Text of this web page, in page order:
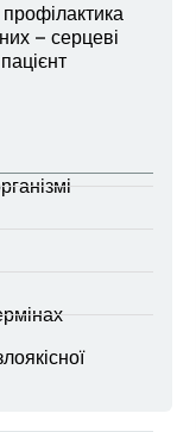
– серцеві